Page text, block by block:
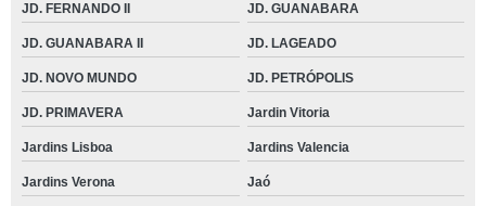
JD. FERNANDO II JD. GUANABARA
JD. GUANABARA II JD. LAGEADO
JD. NOVO MUNDO JD. PETRÓPOLIS
JD. PRIMAVERA Jardin Vitoria
Jardins Lisboa Jardins Valencia
Jardins Verona Jaó